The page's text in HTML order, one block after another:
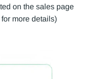
on the sales page
more details)